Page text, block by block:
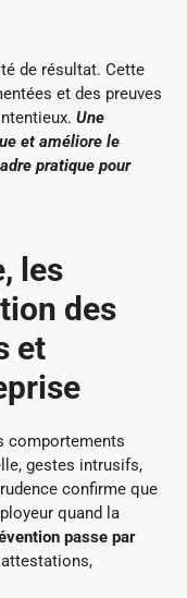
de résultat. Cette
et des preuves
Une
et améliore le
pratique pour
les
des
et
comportements
gestes intrusifs,
confirme que
quand la
passe par